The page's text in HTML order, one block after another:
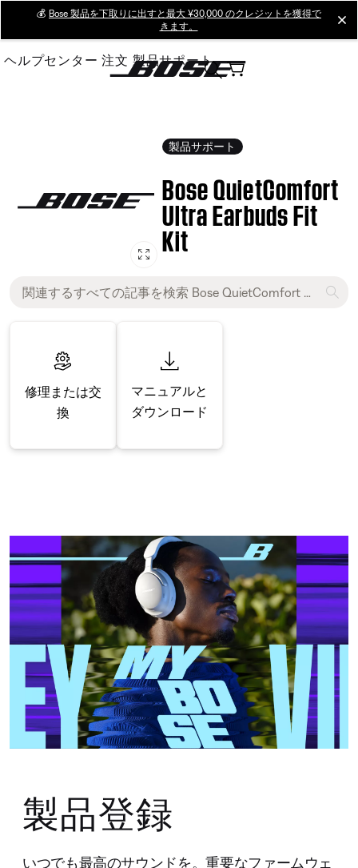
Main
💰 Bose 製品を下取りに出すと最大 ¥30,000 のクレジットを獲得で
きます。
ヘルプセンター 注文 製品サポート
製品サポート
Bose QuietComfort
Ultra Earbuds Fit
Kit
修理または交
換
マニュアルと
ダウンロード
製品登録
いつでも最高のサウンドを。重要なファームウェ